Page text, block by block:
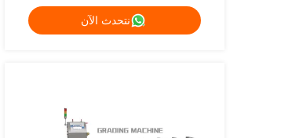
نتحدث الآن